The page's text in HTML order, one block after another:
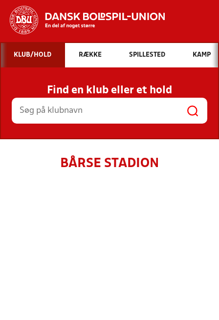
Hvad vil du søge efter?
INDHOLD OG NYHEDER
STILLINGER, RESULTATER, KLUBBER OG
HOLD
KLUB/HOLD RÆKKE SPILLESTED KAMP
Find en klub eller et hold
BÅRSE STADION